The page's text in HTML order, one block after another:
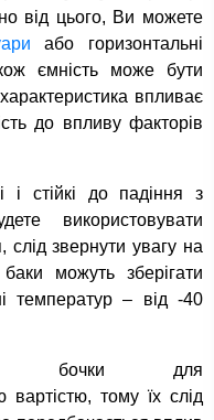
від цього, Ви можете
або горизонтальні
ємність може бути
впливає
до впливу факторів
і стійкі до падіння з
використовувати
звернути увагу на
можуть зберігати
температур – від -40
бочки для
тому їх слід